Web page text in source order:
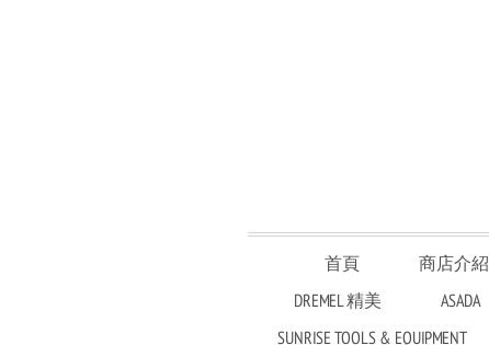
首頁 商店介紹
DREMEL 精美
ASADA
SUNRISE TOOLS & EQUIPMENT